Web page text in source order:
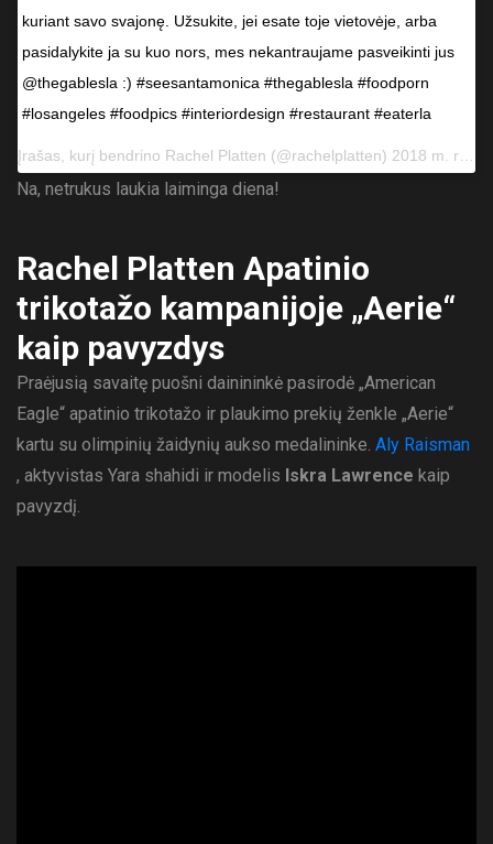
kuriant savo svajonę. Užsukite, jei esate toje vietovėje, arba
pasidalykite ja su kuo nors, mes nekantraujame pasveikinti jus
@thegablesla :) #seesantamonica #thegablesla #foodporn
#losangeles #foodpics #interiordesign #restaurant #eaterla
Įrašas, kurį bendrino Rachel Platten (@rachelplatten) 2018 m. rugpjūčio 21 d., 11.18 val., PDT
Na, netrukus laukia laiminga diena!
Rachel Platten Apatinio
trikotažo kampanijoje „Aerie“
kaip pavyzdys
Praėjusią savaitę puošni dainininkė pasirodė „American
Eagle“ apatinio trikotažo ir plaukimo prekių ženkle „Aerie“
kartu su olimpinių žaidynių aukso medalininke. Aly Raisman
, aktyvistas Yara shahidi ir modelis Iskra Lawrence kaip
pavyzdį.